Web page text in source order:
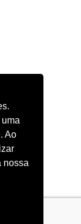
Ao
nossa